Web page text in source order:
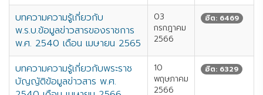
บทความความรู้เกี่ยวกับ
พ.ร.บ.ข้อมูลข่าวสารของราชการ
พ.ศ. 2540 เดือน เมษายน 2565
03
กรกฎาคม
2566
ฮิต: 6469
บทความความรู้เกี่ยวกับพระราช
บัญญัติข้อมูลข่าวสาร พ.ศ.
10
พฤษภาคม
2566
ฮิต: 6329